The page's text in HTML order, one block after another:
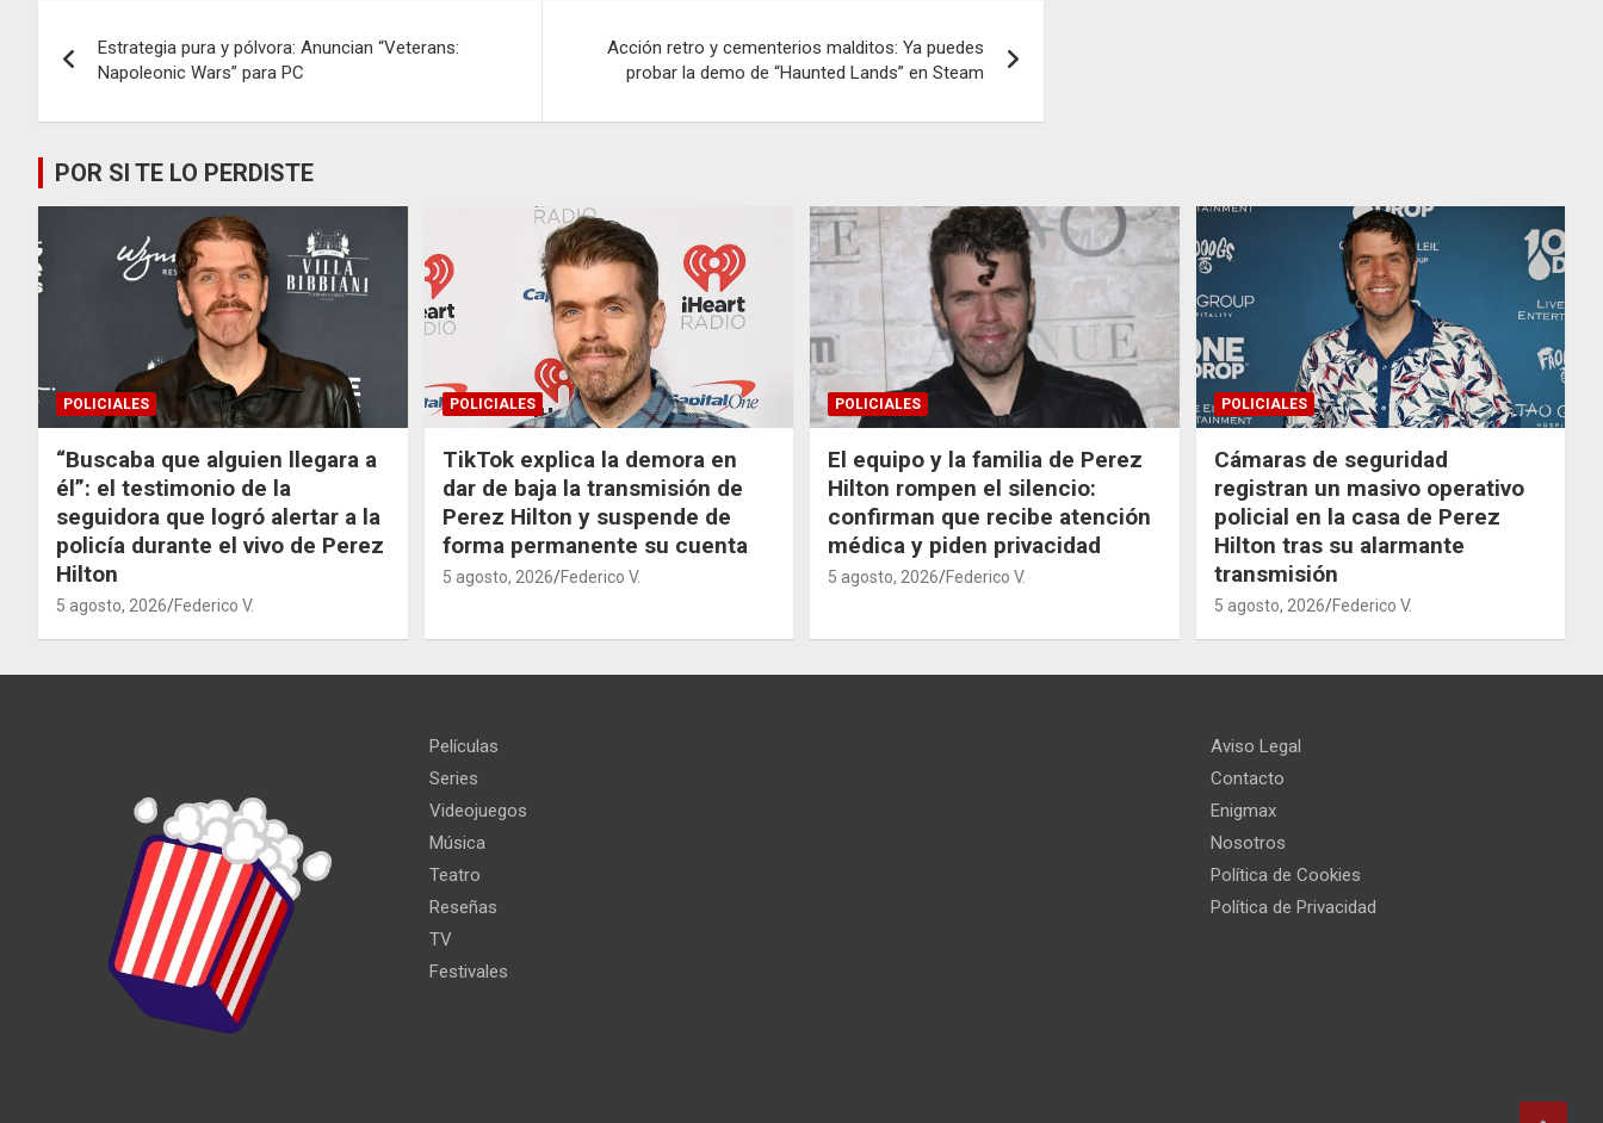
de
entradas
Estrategia pura y pólvora: Anuncian “Veterans:
Napoleonic Wars” para PC
Acción retro y cementerios malditos: Ya puedes
probar la demo de “Haunted Lands” en Steam
POR SI TE LO PERDISTE
POLICIALES
“Buscaba que alguien llegara a
él”: el testimonio de la
seguidora que logró alertar a la
policía durante el vivo de Perez
Hilton
5 agosto, 2026 Federico V.
POLICIALES
TikTok explica la demora en
dar de baja la transmisión de
Perez Hilton y suspende de
forma permanente su cuenta
5 agosto, 2026 Federico V.
POLICIALES
El equipo y la familia de Perez
Hilton rompen el silencio:
confirman que recibe atención
médica y piden privacidad
5 agosto, 2026 Federico V.
POLICIALES
Cámaras de seguridad
registran un masivo operativo
policial en la casa de Perez
Hilton tras su alarmante
transmisión
5 agosto, 2026 Federico V.
Películas
Series
Videojuegos
Música
Teatro
Reseñas
TV
Festivales
Aviso Legal
Contacto
Enigmax
Nosotros
Política de Cookies
Política de Privacidad